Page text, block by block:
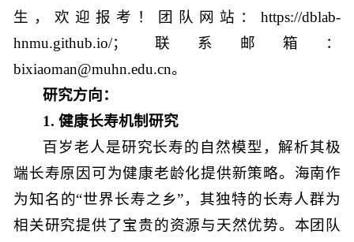
生，欢迎报考！团队网站：https://dblab-
hnmu.github.io/；联系邮箱：
bixiaoman@muhn.edu.cn。
研究方向：
1. 健康长寿机制研究
百岁老人是研究长寿的自然模型，解析其极
端长寿原因可为健康老龄化提供新策略。海南作
为知名的“世界长寿之乡”，其独特的长寿人群为
相关研究提供了宝贵的资源与天然优势。本团队